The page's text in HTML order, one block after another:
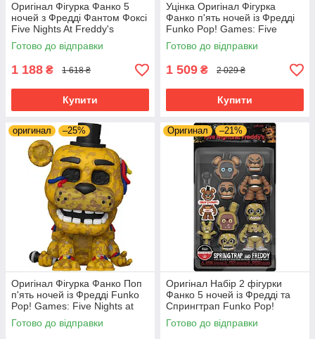
Оригінал Фігурка Фанко 5
ночей з Фредді Фантом Фоксі
Five Nights At Freddy's
(FNAF) Snap: Phantom
Foxy ‎67695
Готово до відправки
1 188 ₴ 1 618 ₴
Купити
Уцінка Оригінал Фігурка
Фанко п'ять ночей із Фредді
Funko Pop! Games: Five
Nights at Freddy's (FNAF) -
Withered Golden Freddy 1033
Готово до відправки
1 509 ₴ 2 029 ₴
Купити
оригинал –25%
Оригінал Фігурка Фанко Поп
п'ять ночей із Фредді Funko
Pop! Games: Five Nights at
Freddy's (FNAF) - Withered
Golden Freddy 1033
Готово до відправки
Оригинал –21%
Оригінал Набір 2 фігурки
Фанко 5 ночей із Фредді та
Спрингтрап Funko Pop!
Snaps: Five Nights at Freddy's
64924
Готово до відправки